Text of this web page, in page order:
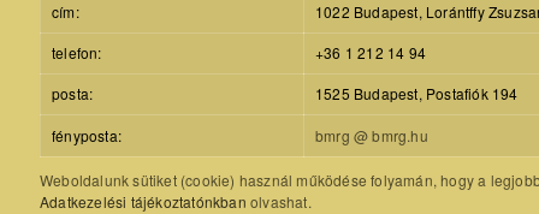
cím:
1022 Budapest, Lorántffy
telefon:
+36 1 212 14 94
posta:
1525 Budapest, Postafiók 194
fényposta: bmrg @ bmrg.hu
Weboldalunk sütiket (cookie) használ működése folyamán, hogy a
Adatkezelési tájékoztatónkban olvashat.